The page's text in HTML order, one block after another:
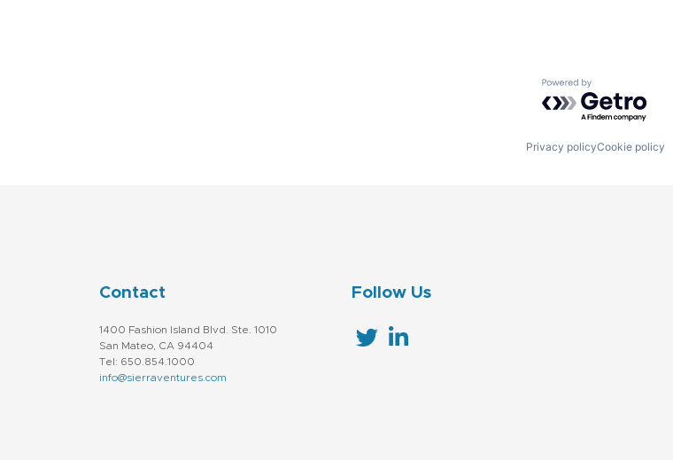
Powered by
Privacy policyCookie policy
Contact
1400 Fashion Island Blvd. Ste. 1010
San Mateo, CA 94404
Tel: 650.854.1000
info@sierraventures.com
Follow Us